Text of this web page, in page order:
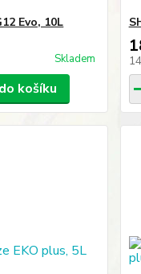
Evo, 10L
Skladem
košíku